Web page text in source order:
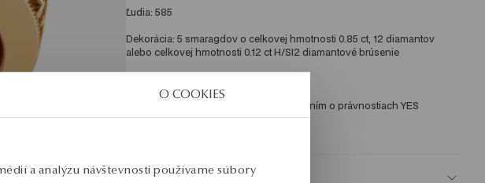
O COOKIES
a analýzu návštevnosti používame súbory
Ľudia: 585
Dekorácia: 5 smaragdov o celkovej hmotnosti 0.85 ct, 12 diamantov
alebo celkovej hmotnosti 0.12 ct H/SI2 diamantové brúsenie
Kvalita drahokamov potvrdená osvedčením o právnostiach YES
BEZPEČNOSŤ